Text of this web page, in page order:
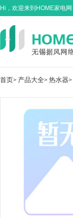
Hi，欢迎来到HOME家电网
首页> 产品大全> 热水器>